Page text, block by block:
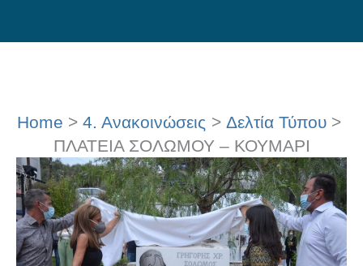
to
Home 4. Ανακοινώσεις
Δελτία Τύπου
ΠΛΑΤΕΙΑ ΣΟΛΩΜΟΥ – ΚΟΥΜΑΡΙ